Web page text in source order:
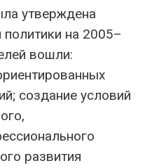
утверждена
на 2005–
вошли:
создание условий
развития